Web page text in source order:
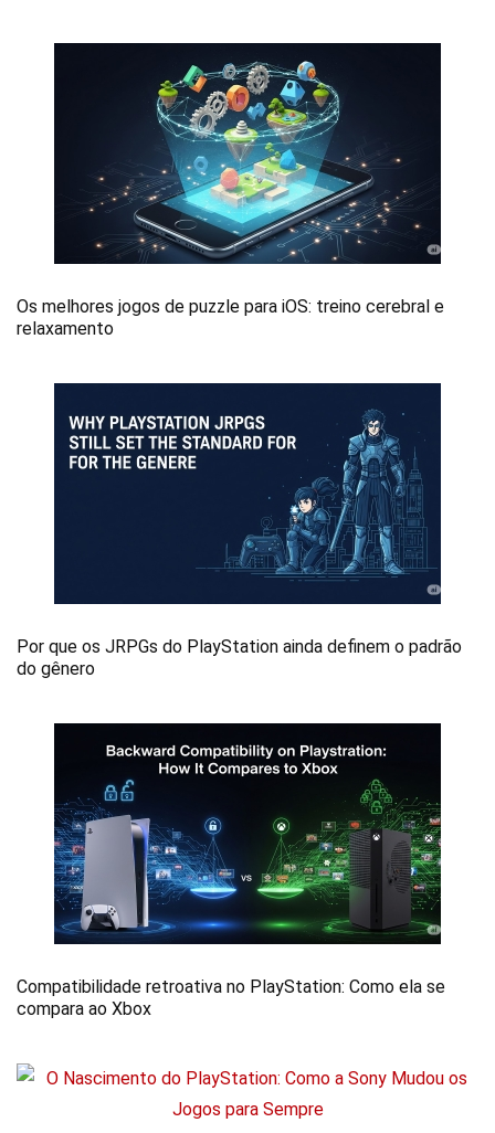
Os melhores jogos de puzzle para iOS: treino cerebral e
relaxamento
Por que os JRPGs do PlayStation ainda definem o padrão
do gênero
Compatibilidade retroativa no PlayStation: Como ela se
compara ao Xbox